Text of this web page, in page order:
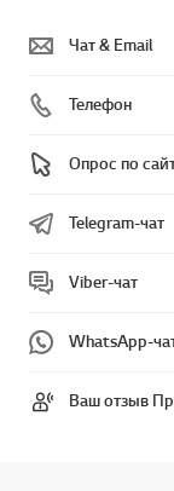
Чат & Email
Телефон
Опрос по
Telegram-чат
Viber-чат
WhatsApp-
Ваш отзыв